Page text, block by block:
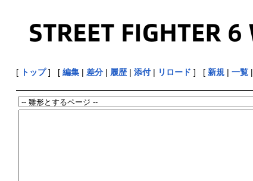
[ トップ] [ 編集| 差分| 履歴| 添付| リロード ] [ 新規| 一覧|